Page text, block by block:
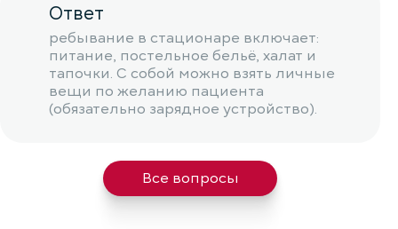
Все вопросы
Ответ
ребывание в стационаре включает:
питание, постельное бельё, халат и
тапочки. С собой можно взять личные
вещи по желанию пациента
(обязательно зарядное устройство).